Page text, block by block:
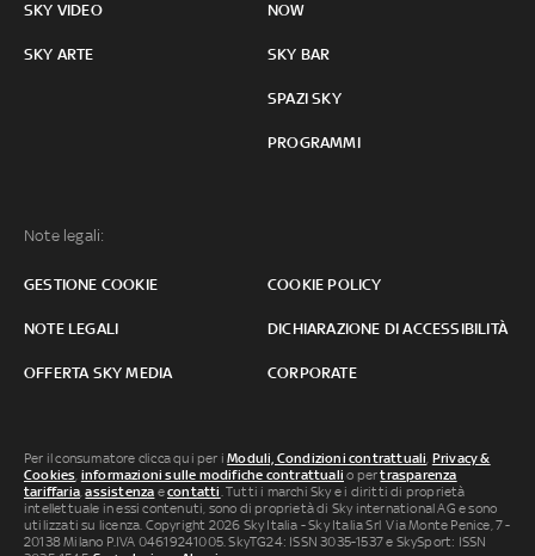
SKY VIDEO
SKY ARTE
NOW
SKY BAR
SPAZI SKY
PROGRAMMI
Note legali:
GESTIONE COOKIE COOKIE POLICY
NOTE LEGALI DICHIARAZIONE DI ACCESSIBILITÀ
OFFERTA SKY MEDIA CORPORATE
Per il consumatore clicca qui per iModuli, Condizioni contrattuali, Privacy &
Cookies, informazioni sulle modifiche contrattuali o pertrasparenza
tariffaria,assistenza econtatti. Tutti i marchi Sky e i diritti di proprietà
intellettuale in essi contenuti, sono di proprietà di Sky international AG e sono
utilizzati su licenza. Copyright 2026 Sky Italia - Sky Italia Srl Via Monte Penice, 7 -
20138 Milano P.IVA 04619241005. SkyTG24: ISSN 3035-1537 e SkySport: ISSN